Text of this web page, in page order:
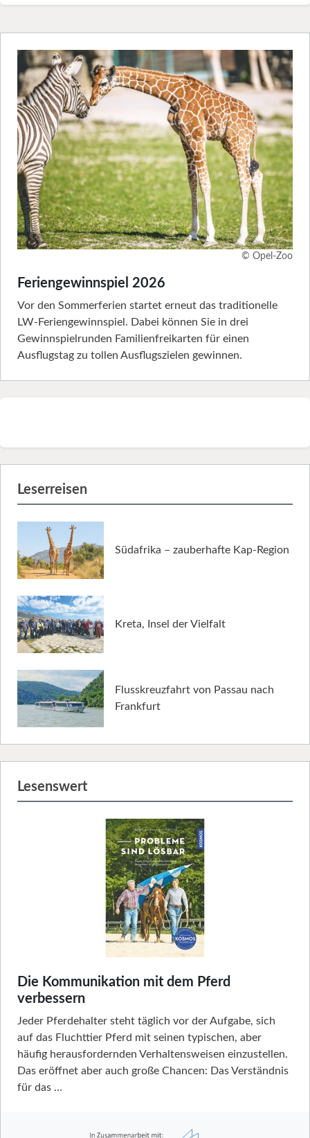
© Opel-Zoo
Feriengewinnspiel 2026
Vor den Sommerferien startet erneut das traditionelle
LW-Feriengewinnspiel. Dabei können Sie in drei
Gewinnspielrunden Familienfreikarten für einen
Ausflugstag zu tollen Ausflugszielen gewinnen.
Leserreisen
Südafrika – zauberhafte Kap-Region
Kreta, Insel der Vielfalt
Flusskreuzfahrt von Passau nach
Frankfurt
Lesenswert
Die Kommunikation mit dem Pferd
verbessern
Jeder Pferdehalter steht täglich vor der Aufgabe, sich
auf das Fluchttier Pferd mit seinen typischen, aber
häufig herausfordernden Verhaltensweisen einzustellen.
Das eröffnet aber auch große Chancen: Das Verständnis
für das …